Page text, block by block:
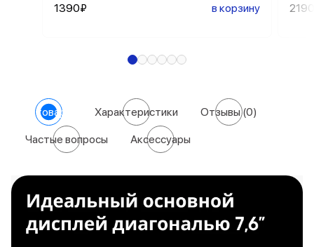
1390₽ в корзину
О товаре Характеристики Отзывы(0)
Частые вопросы Аксессуары